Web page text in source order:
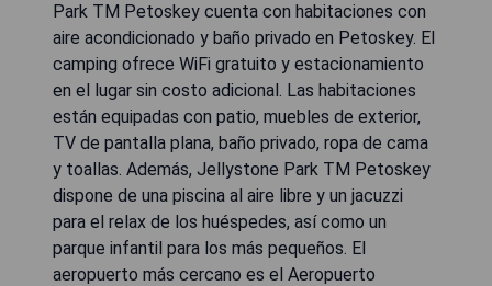
Park TM Petoskey cuenta con habitaciones con
aire acondicionado y baño privado en Petoskey. El
camping ofrece WiFi gratuito y estacionamiento
en el lugar sin costo adicional. Las habitaciones
están equipadas con patio, muebles de exterior,
TV de pantalla plana, baño privado, ropa de cama
y toallas. Además, Jellystone Park TM Petoskey
dispone de una piscina al aire libre y un jacuzzi
para el relax de los huéspedes, así como un
parque infantil para los más pequeños. El
aeropuerto más cercano es el Aeropuerto